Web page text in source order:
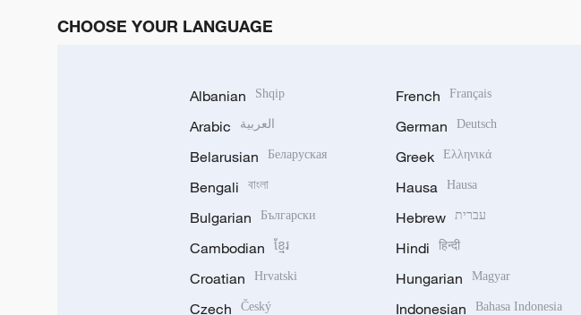
Zusammenarbeit mit Brasilien weiter stärken
CHOOSE YOUR LANGUAGE
Albanian Shqip
Arabic العربية
Belarusian Беларуская
Bengali বাংলা
Bulgarian Български
Cambodian ខ្មែរ
Croatian Hrvatski
Czech Český
French Français
German Deutsch
Greek Ελληνικά
Hausa Hausa
Hebrew עברית
Hindi हिन्दी
Hungarian Magyar
Indonesian Bahasa Indonesia